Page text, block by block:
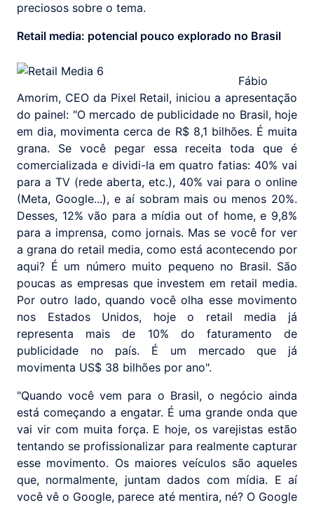
preciosos sobre o tema.
Retail media: potencial pouco explorado no Brasil
Fábio
Amorim, CEO da Pixel Retail, iniciou a apresentação
do painel: "O mercado de publicidade no Brasil, hoje
em dia, movimenta cerca de R$ 8,1 bilhões. É muita
grana. Se você pegar essa receita toda que é
comercializada e dividi-la em quatro fatias: 40% vai
para a TV (rede aberta, etc.), 40% vai para o online
(Meta, Google...), e aí sobram mais ou menos 20%.
Desses, 12% vão para a mídia out of home, e 9,8%
para a imprensa, como jornais. Mas se você for ver
a grana do retail media, como está acontecendo por
aqui? É um número muito pequeno no Brasil. São
poucas as empresas que investem em retail media.
Por outro lado, quando você olha esse movimento
nos Estados Unidos, hoje o retail media já
representa mais de 10% do faturamento de
publicidade no país. É um mercado que já
movimenta US$ 38 bilhões por ano".
"Quando você vem para o Brasil, o negócio ainda
está começando a engatar. É uma grande onda que
vai vir com muita força. E hoje, os varejistas estão
tentando se profissionalizar para realmente capturar
esse movimento. Os maiores veículos são aqueles
que, normalmente, juntam dados com mídia. E aí
você vê o Google, parece até mentira, né? O Google